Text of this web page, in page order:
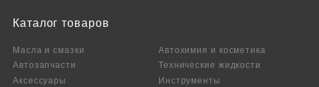
Каталог товаров
Масла и смазки
Автохимия и косметика
Автозапчасти
Технические жидкости
Аксесcуары
Инструменты